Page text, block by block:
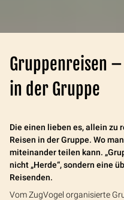
Gruppenreisen
in der Gruppe
Die einen lieben es, allein zu
Reisen in der Gruppe. Wo
miteinander teilen kann.
nicht „Herde“, sondern eine
Reisenden.
Vom ZugVogel organisierte